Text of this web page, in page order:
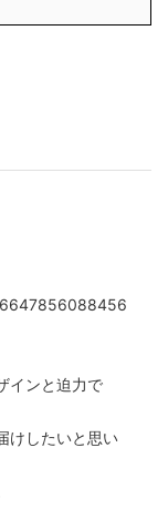
インと迫力で
けしたいと思い